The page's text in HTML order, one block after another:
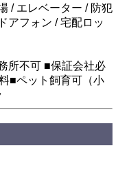
/ エレベーター / 防犯
アフォン / 宅配ロッ
所不可 ■保証会社必
■ペット飼育可（小